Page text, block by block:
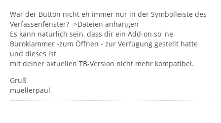
War der Button nicht eh immer nur in der Symbolleiste des
Verfassenfenster? ->Dateien anhängen
Es kann natürlich sein, dass dir ein Add-on so 'ne
Büroklammer -zum Öffnen - zur Verfügung gestellt hatte
und dieses ist
mit deiner aktuellen TB-Version nicht mehr kompatibel.
Gruß
muellerpaul